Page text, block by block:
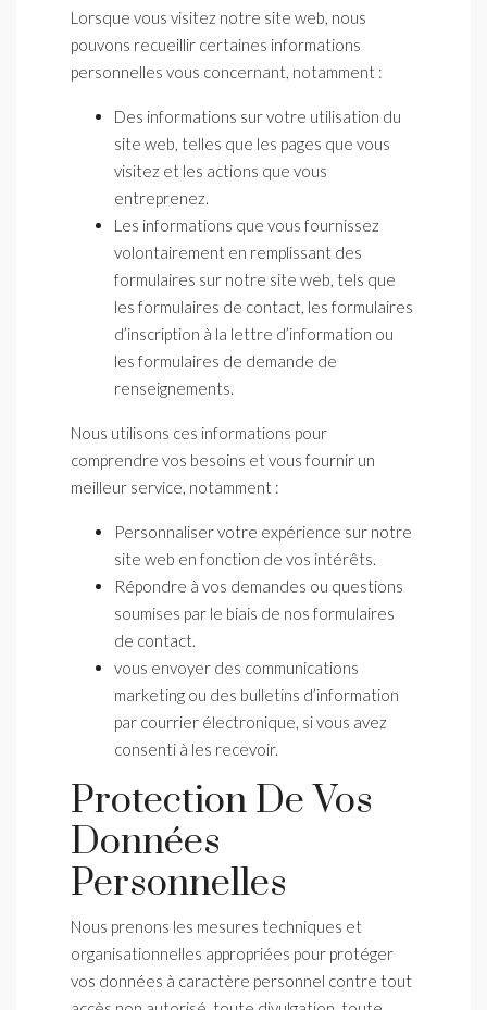
Lorsque vous visitez notre site web, nous
pouvons recueillir certaines informations
personnelles vous concernant, notamment :
Des informations sur votre utilisation du
site web, telles que les pages que vous
visitez et les actions que vous
entreprenez.
Les informations que vous fournissez
volontairement en remplissant des
formulaires sur notre site web, tels que
les formulaires de contact, les formulaires
d’inscription à la lettre d’information ou
les formulaires de demande de
renseignements.
Nous utilisons ces informations pour
comprendre vos besoins et vous fournir un
meilleur service, notamment :
Personnaliser votre expérience sur notre
site web en fonction de vos intérêts.
Répondre à vos demandes ou questions
soumises par le biais de nos formulaires
de contact.
vous envoyer des communications
marketing ou des bulletins d’information
par courrier électronique, si vous avez
consenti à les recevoir.
Protection De Vos
Données
Personnelles
Nous prenons les mesures techniques et
organisationnelles appropriées pour protéger
vos données à caractère personnel contre tout